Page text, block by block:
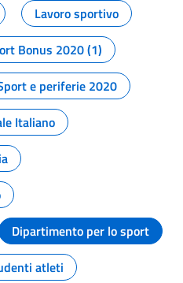
Lavoro sportivo
Bonus 2020 (1)
e periferie 2020
Italiano
Dipartimento per lo sport
atleti